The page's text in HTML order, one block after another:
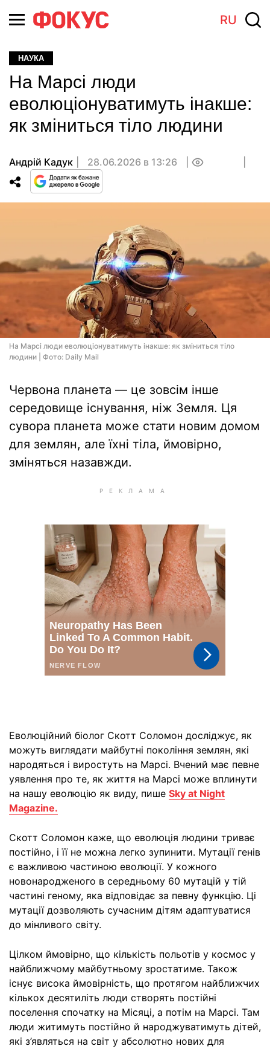
RU
НАУКА
На Марсі люди
еволюціонуватимуть інакше:
як зміниться тіло людини
Андрій Кадук 28.06.2026 в 13:26
На Марсі люди еволюціонуватимуть інакше: як зміниться тіло
людини | Фото: Daily Mail
Червона планета — це зовсім інше
середовище існування, ніж Земля. Ця
сувора планета може стати новим домом
для землян, але їхні тіла, ймовірно,
зміняться назавжди.
Еволюційний біолог Скотт Соломон досліджує, як
можуть виглядати майбутні покоління землян, які
народяться і виростуть на Марсі. Вчений має певне
уявлення про те, як життя на Марсі може вплинути
на нашу еволюцію як виду, пише Sky at Night
Magazine.
Скотт Соломон каже, що еволюція людини триває
постійно, і її не можна легко зупинити. Мутації генів
є важливою частиною еволюції. У кожного
новонародженого в середньому 60 мутацій у тій
частині геному, яка відповідає за певну функцію. Ці
мутації дозволяють сучасним дітям адаптуватися
до мінливого світу.
Цілком ймовірно, що кількість польотів у космос у
найближчому майбутньому зростатиме. Також
існує висока ймовірність, що протягом найближчих
кількох десятиліть люди створять постійні
поселення спочатку на Місяці, а потім на Марсі. Там
люди житимуть постійно й народжуватимуть дітей,
які з’являться на світ у абсолютно нових для